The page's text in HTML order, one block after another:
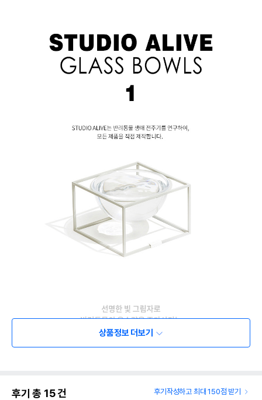
상품정보 더보기
후기 총 15건 후기작성하고 최대 150점 받기